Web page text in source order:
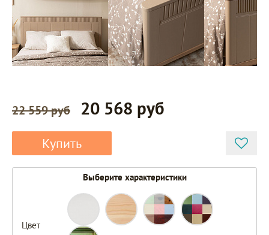
22 559 руб 20 568 руб
Купить
Выберите характеристики
Цвет